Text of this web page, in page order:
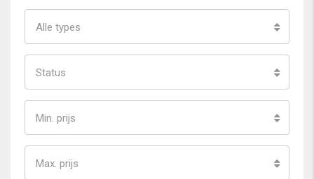
Alle types
Status
Min. prijs
Max. prijs